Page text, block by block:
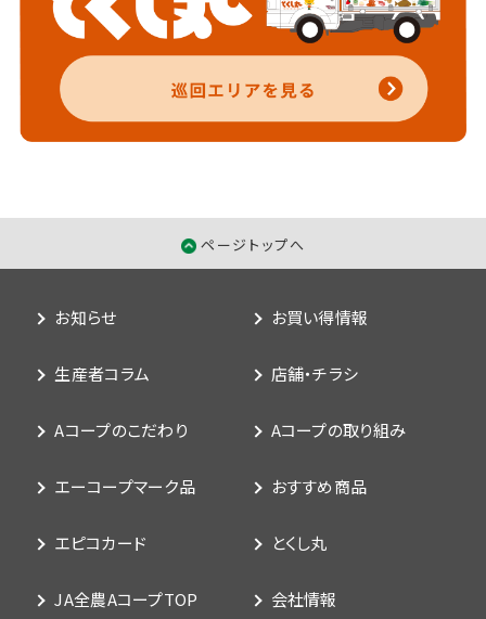
ページトップへ
お知らせ お買い得情報
生産者コラム 店舗・チラシ
Aコープのこだわり Aコープの取り組み
エーコープマーク品 おすすめ商品
エピコカード とくし丸
JA全農AコープTOP 会社情報